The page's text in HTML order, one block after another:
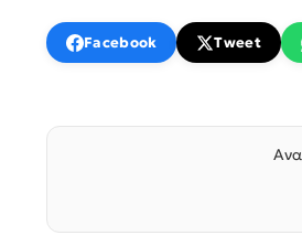
Facebook Tweet